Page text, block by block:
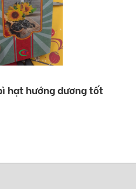
hạt hướng dương tốt